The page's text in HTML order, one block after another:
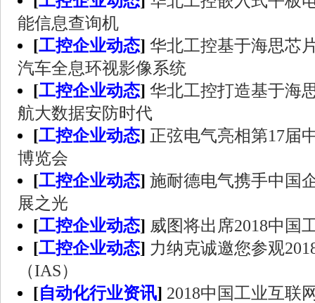
能信息查询机
[工控企业动态] 华北工控基于海思芯
汽车全息环视影像系统
[工控企业动态] 华北工控打造基于海
航大数据安防时代
[工控企业动态] 正弦电气亮相第17届
博览会
[工控企业动态] 施耐德电气携手中国
展之光
[工控企业动态] 威图将出席2018中国
[工控企业动态] 力纳克诚邀您参观
（IAS）
[自动化行业资讯] 2018中国工业互联